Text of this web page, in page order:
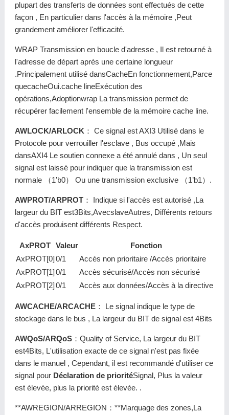
plupart des transferts de données sont effectués de cette
façon , En particulier dans l'accès à la mémoire ,Peut
grandement améliorer l'efficacité.
WRAP Transmission en boucle d'adresse , Il est retourné à
l'adresse de départ après une certaine longueur
.Principalement utilisé dansCacheEn fonctionnement,Parce
quecacheOui.cache lineExécution des
opérations,Adoptionwrap La transmission permet de
récupérer facilement l'ensemble de la mémoire cache line.
AWLOCK/ARLOCK ： Ce signal est AXI3 Utilisé dans le
Protocole pour verrouiller l'esclave , Bus occupé ,Mais
dansAXI4 Le soutien connexe a été annulé dans , Un seul
signal est laissé pour indiquer que la transmission est
normale （1’b0） Ou une transmission exclusive （1’b1）.
AWPROT/ARPROT： Indique si l'accès est autorisé ,La
largeur du BIT est3Bits,AvecslaveAutres, Différents retours
d'accès produisent différents Respect.
AxPROT Valeur
Fonction
AxPROT[0]0/1
Accès non prioritaire /Accès prioritaire
AxPROT[1]0/1
Accès sécurisé/Accès non sécurisé
AxPROT[2]0/1 Accès aux données/Accès à la directive
AWCACHE/ARCACHE： Le signal indique le type de
stockage dans le bus , La largeur du BIT de signal est 4Bits
AWQoS/ARQoS：Quality of Service, La largeur du BIT
est4Bits, L'utilisation exacte de ce signal n'est pas fixée
dans le manuel , Cependant, il est recommandé d'utiliser ce
signal pour Déclaration de prioritéSignal, Plus la valeur
est élevée, plus la priorité est élevée. .
**AWREGION/ARREGION：**Marquage des zones,La